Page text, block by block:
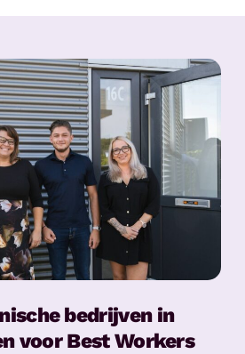
bedrijven in
voor Best Workers